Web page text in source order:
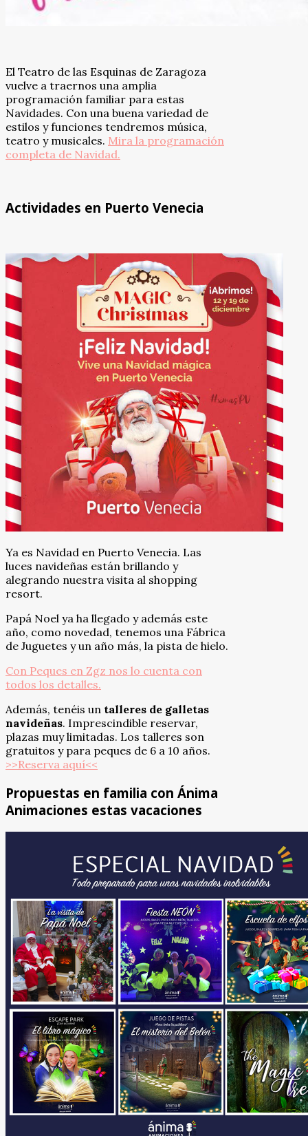
El Teatro de las Esquinas de Zaragoza
vuelve a traernos una amplia
programación familiar para estas
Navidades. Con una buena variedad de
estilos y funciones tendremos música,
teatro y musicales. Mira la programación
completa de Navidad.
Actividades en Puerto Venecia
Ya es Navidad en Puerto Venecia. Las
luces navideñas están brillando y
alegrando nuestra visita al shopping
resort.
Papá Noel ya ha llegado y además este
año, como novedad, tenemos una Fábrica
de Juguetes y un año más, la pista de hielo.
Con Peques en Zgz nos lo cuenta con
todos los detalles.
Además, tenéis un talleres de galletas
navideñas. Imprescindible reservar,
plazas muy limitadas. Los talleres son
gratuitos y para peques de 6 a 10 años.
>>Reserva aquí<<
Propuestas en familia con Ánima
Animaciones estas vacaciones